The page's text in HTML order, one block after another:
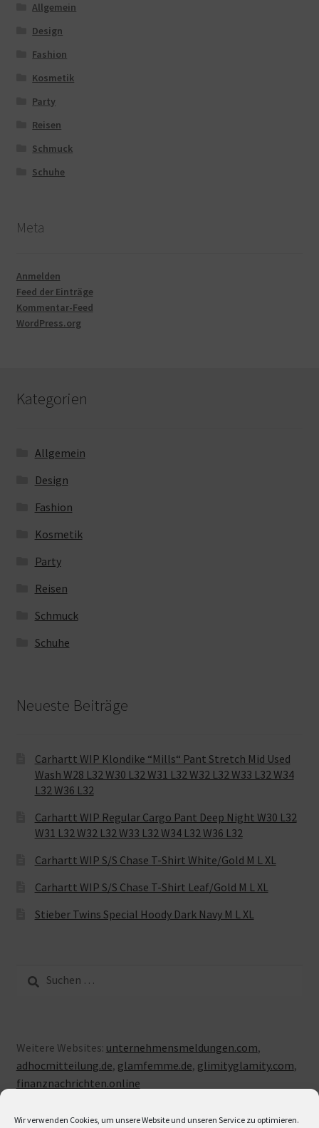
Wir verwenden Cookies, um unsere Website und unseren Service zu optimieren.
Allgemein
Design
Fashion
Kosmetik
Party
Reisen
Schmuck
Schuhe
Meta
Anmelden
Feed der Einträge
Kommentar-Feed
WordPress.org
Kategorien
Allgemein
Design
Fashion
Kosmetik
Party
Reisen
Schmuck
Schuhe
Neueste Beiträge
Carhartt WIP Klondike “Mills“ Pant Stretch Mid Used
Wash W28 L32 W30 L32 W31 L32 W32 L32 W33 L32 W34
L32 W36 L32
Carhartt WIP Regular Cargo Pant Deep Night W30 L32
W31 L32 W32 L32 W33 L32 W34 L32 W36 L32
Carhartt WIP S/S Chase T-Shirt White/Gold M L XL
Carhartt WIP S/S Chase T-Shirt Leaf/Gold M L XL
Stieber Twins Special Hoody Dark Navy M L XL
nach:
Weitere Websites: unternehmensmeldungen.com,
adhocmitteilung.de, glamfemme.de, glimityglamity.com,
finanznachrichten.online